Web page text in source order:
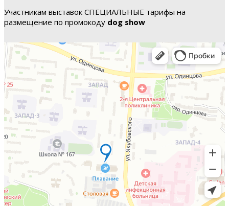
Участникам выставок СПЕЦИАЛЬНЫЕ тарифы на
размещение по промокоду dog show